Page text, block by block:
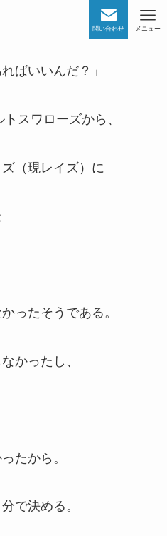
問い合わせ メニュー
ばいいんだ？」
スワローズから、
（現レイズ）に
ったそうである。
かったし、
たから。
で決める。